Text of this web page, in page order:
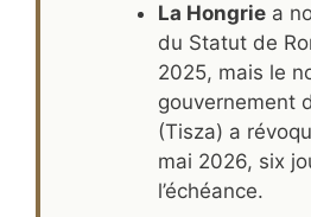
La Hongriea
du Statut de
2025, mais le
gouvernement
(Tisza) a
mai 2026, six
l’échéance.